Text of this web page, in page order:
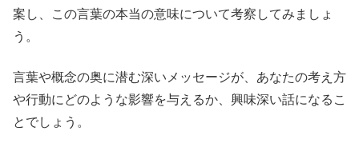
案し、この言葉の本当の意味について考察してみましょ
う。
言葉や概念の奥に潜む深いメッセージが、あなたの考え方
や行動にどのような影響を与えるか、興味深い話になるこ
とでしょう。